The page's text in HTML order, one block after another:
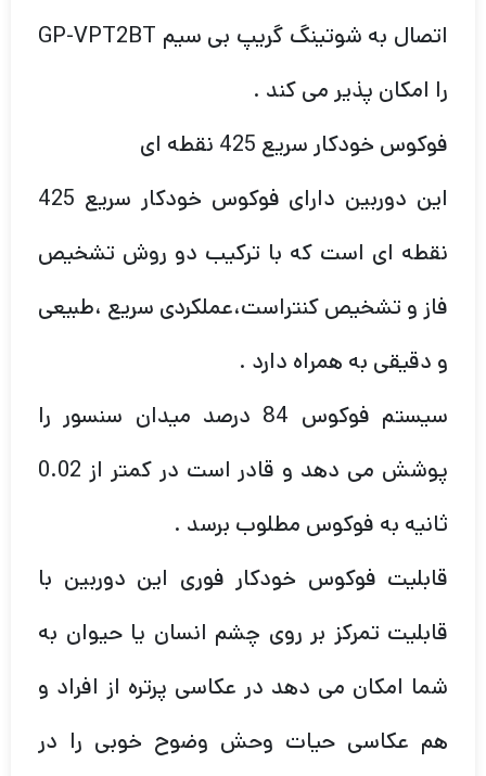
اتصال به شوتینگ گریپ بی سیم GP-VPT2BT
را امکان پذیر می کند .
فوکوس خودکار سریع 425 نقطه ای
این دوربین دارای فوکوس خودکار سریع 425
نقطه ای است که با ترکیب دو روش تشخیص
فاز و تشخیص کنتراست،عملکردی سریع ،طبیعی
و دقیقی به همراه دارد .
سیستم فوکوس 84 درصد میدان سنسور را
پوشش می دهد و قادر است در کمتر از 0.02
ثانیه به فوکوس مطلوب برسد .
قابلیت فوکوس خودکار فوری این دوربین با
قابلیت تمرکز بر روی چشم انسان یا حیوان به
شما امکان می دهد در عکاسی پرتره از افراد و
هم عکاسی حیات وحش وضوح خوبی را در